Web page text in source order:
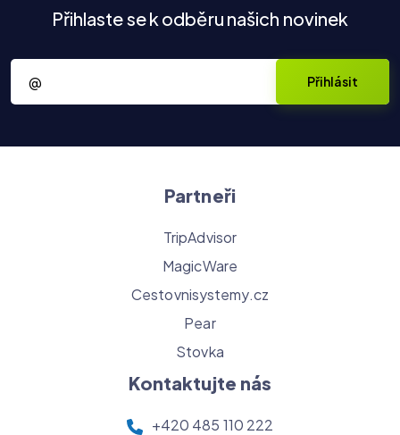
Přihlaste se k odběru našich novinek
Váš e-mail
Přihlásit
Partneři
TripAdvisor
MagicWare
Cestovnisystemy.cz
Pear
Stovka
Kontaktujte nás
+420 485 110 222